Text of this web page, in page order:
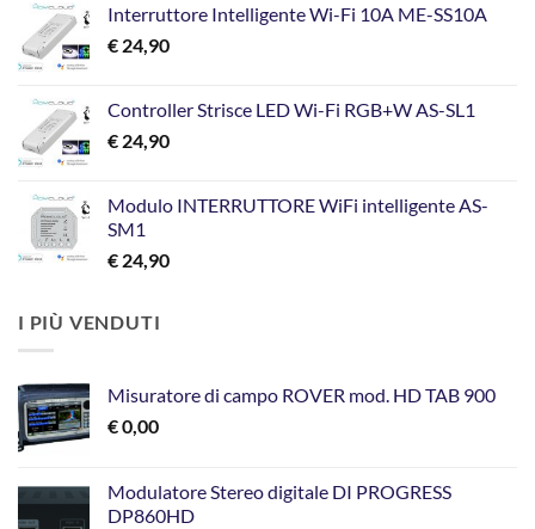
originaleattuale
Interruttore Intelligente Wi-Fi 10A ME-SS10A
€ 24,90
Controller Strisce LED Wi-Fi RGB+W AS-SL1
€ 24,90
Modulo INTERRUTTORE WiFi intelligente AS-
SM1
€ 24,90
I PIÙ VENDUTI
Misuratore di campo ROVER mod. HD TAB 900
€0,00
Modulatore Stereo digitale DI PROGRESS
DP860HD